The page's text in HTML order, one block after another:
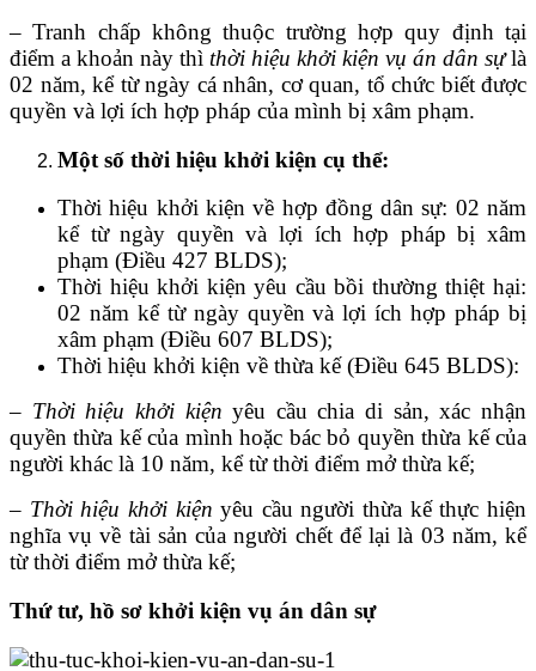
– Tranh chấp không thuộc trường hợp quy định tại
điểm a khoản này thì thời hiệu khởi kiện vụ án dân sựlà
02 năm, kể từ ngày cá nhân, cơ quan, tổ chức biết được
quyền và lợi ích hợp pháp của mình bị xâm phạm.
Một số thời hiệu khởi kiện cụ thể:
Thời hiệu khởi kiện về hợp đồng dân sự: 02 năm
kể từ ngày quyền và lợi ích hợp pháp bị xâm
phạm (Điều 427 BLDS);
Thời hiệu khởi kiện yêu cầu bồi thường thiệt hại:
02 năm kể từ ngày quyền và lợi ích hợp pháp bị
xâm phạm (Điều 607 BLDS);
Thời hiệu khởi kiện về thừa kế (Điều 645 BLDS):
– Thời hiệu khởi kiện yêu cầu chia di sản, xác nhận
quyền thừa kế của mình hoặc bác bỏ quyền thừa kế của
người khác là 10 năm, kể từ thời điểm mở thừa kế;
– Thời hiệu khởi kiện yêu cầu người thừa kế thực hiện
nghĩa vụ về tài sản của người chết để lại là 03 năm, kể
từ thời điểm mở thừa kế;
Thứ tư, hồ sơ khởi kiện vụ án dân sự